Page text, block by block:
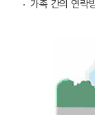
가족 간의 연락